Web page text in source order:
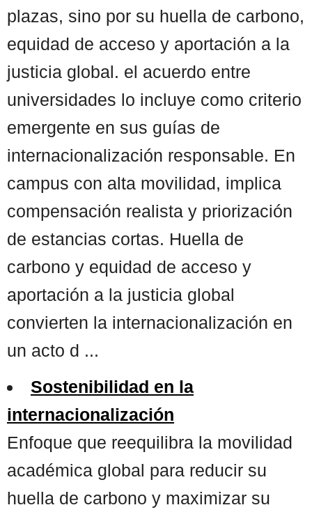
plazas, sino por su huella de carbono,
equidad de acceso y aportación a la
justicia global. el acuerdo entre
universidades lo incluye como criterio
emergente en sus guías de
internacionalización responsable. En
campus con alta movilidad, implica
compensación realista y priorización
de estancias cortas. Huella de
carbono y equidad de acceso y
aportación a la justicia global
convierten la internacionalización en
un acto d ...
Sostenibilidad en la
internacionalización
Enfoque que reequilibra la movilidad
académica global para reducir su
huella de carbono y maximizar su